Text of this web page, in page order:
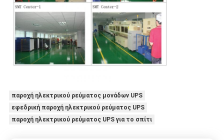
παροχή ηλεκτρικού ρεύματος μονάδων UPS
εφεδρική παροχή ηλεκτρικού ρεύματος UPS
παροχή ηλεκτρικού ρεύματος UPS για το σπίτι